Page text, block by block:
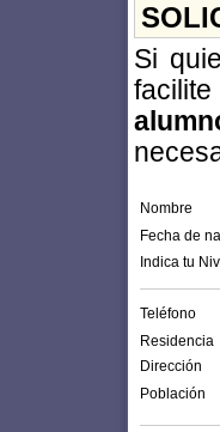
Si
Nombre
Fecha de
Indica tu
Teléfono
Residencia
Dirección
Población